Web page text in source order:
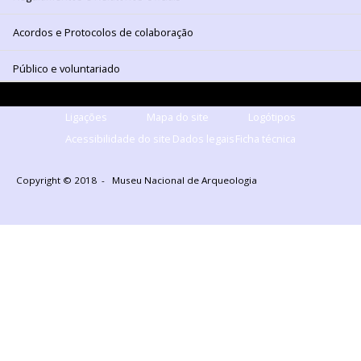
Acordos e Protocolos de colaboração
Público e voluntariado
Ligações Mapa do site
Logótipos
Acessibilidade do site Dados legaisFicha técnica
Copyright © 2018 - Museu Nacional de Arqueologia